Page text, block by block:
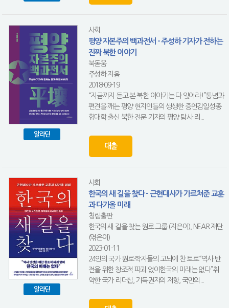
알라딘
사회
평양 자본주의 백과전서 - 주성하 기자가 전하는
진짜 북한 이야기
북돋움
주성하 지음
2018-09-19
“지금까지 듣고 본 북한 이야기는 다 잊어라!”통념과
편견을 깨는 평양 현지인들의 생생한 증언김일성종
합대학 출신 북한 전문 기자의 평양 탐사 리...
대출
알라딘
사회
한국의 새 길을 찾다 - 근현대사가 가르쳐준 교훈
과 다가올 미래
청림출판
한국의 새 길을 찾는 원로 그룹 (지은이), NEAR 재단
(엮은이)
2023-01-11
24인의 국가 원로·학자들의 고뇌에 찬 토로“역사 반
전을 위한 창조적 파괴 없이한국의 미래는 없다”취
약한 국가 리더십, 기득권자의 저항, 국민의...